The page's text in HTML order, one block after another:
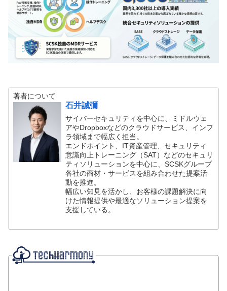
著者について
石井誠彌
サイバーセキュリティを中心に、ミドルウェ
アやDropboxなどのクラウドサービス、インフ
ラ領域まで幅広く担当。
エンドポイント、IT資産管理、セキュリティ
意識向上トレーニング（SAT）などのセキュリ
ティソリューションを中心に、SCSKグループ
各社の商材・サービスを組み合わせた提案活
動を推進。
幅広い知見を活かし、お客様の課題解決に向
けた情報提供や最適なソリューション提案を
支援している。